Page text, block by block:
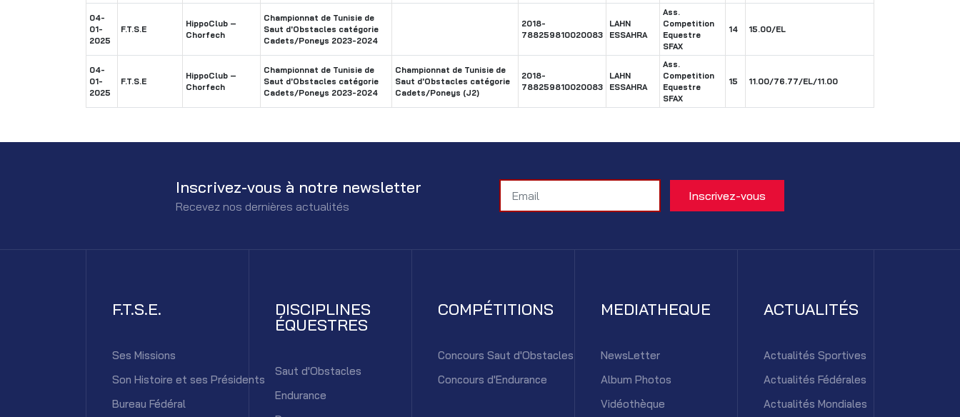
04-
01-
2025
F.T.S.E
HippoClub –
Chorfech
Championnat de Tunisie de
Saut d'Obstacles catégorie
Cadets/Poneys 2023-2024
2018-
788259810020083
LAHN
ESSAHRA
Ass.
Competition
Equestre
SFAX
14 15.00/EL
04-
01-
2025
F.T.S.E
HippoClub –
Chorfech
Championnat de Tunisie de
Saut d'Obstacles catégorie
Cadets/Poneys 2023-2024
Championnat de Tunisie de
Saut d'Obstacles catégorie
Cadets/Poneys (J2)
2018-
788259810020083
LAHN
ESSAHRA
Ass.
Competition
Equestre
SFAX
15 11.00/76.77/EL/11.00
Inscrivez-vous à notre newsletter
Recevez nos dernières actualités
F.T.S.E.
Ses Missions
Son Histoire et ses Présidents
Bureau Fédéral
DISCIPLINES
ÉQUESTRES
Saut d'Obstacles
Endurance
COMPÉTITIONS
Concours Saut d'Obstacles
Concours d'Endurance
MEDIATHEQUE
NewsLetter
Album Photos
Vidéothèque
ACTUALITÉS
Actualités Sportives
Actualités Fédérales
Actualités Mondiales